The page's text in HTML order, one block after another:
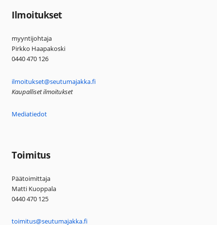
Ilmoitukset
myyntijohtaja
Pirkko Haapakoski
0440 470 126
ilmoitukset@seutumajakka.fi
Kaupalliset ilmoitukset
Mediatiedot
Toimitus
Päätoimittaja
Matti Kuoppala
0440 470 125
toimitus@seutumajakka.fi